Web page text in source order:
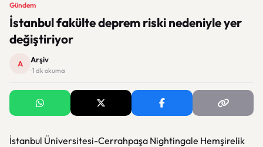
Gündem
İstanbul fakülte deprem riski nedeniyle yer
değiştiriyor
A Arşiv
· 1 dk okuma
İstanbul Üniversitesi-Cerrahpaşa Nightingale Hemşirelik